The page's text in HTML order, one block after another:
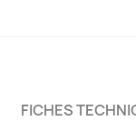
FICHES